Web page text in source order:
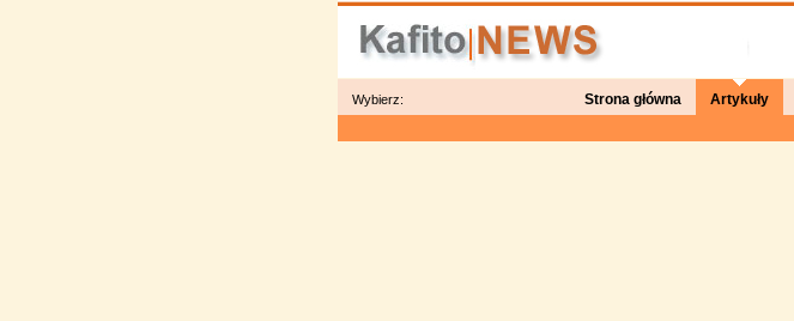
Wybierz: Strona główna Artykuły